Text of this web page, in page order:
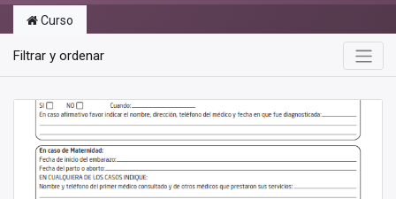
Curso
Filtrar y ordenar